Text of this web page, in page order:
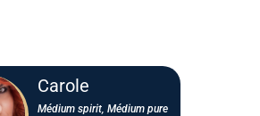
Carole
Médium spirit, Médium pure